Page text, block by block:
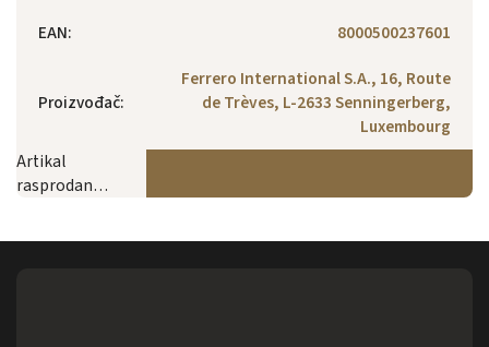
EAN: 8000500237601
Proizvođač:
Ferrero International S.A., 16, Route
de Trèves, L-2633 Senningerberg,
Luxembourg
Artikal
rasprodan…